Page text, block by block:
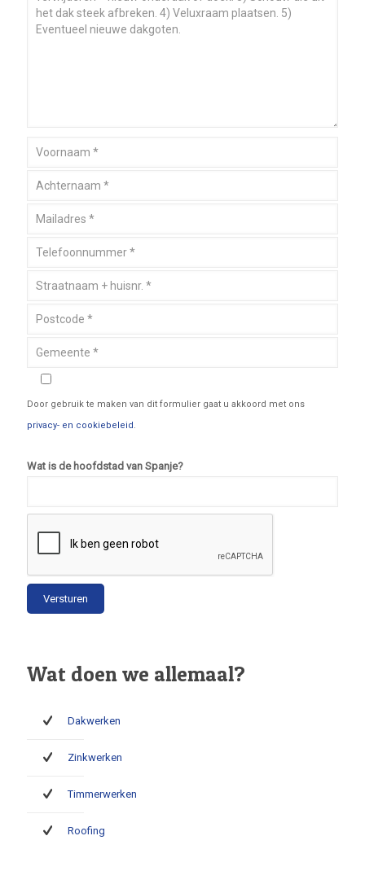
Door gebruik te maken van dit formulier gaat u akkoord met ons
privacy- en cookiebeleid.
Wat is de hoofdstad van Spanje?
Wat doen we allemaal?
Dakwerken
Zinkwerken
Timmerwerken
Roofing